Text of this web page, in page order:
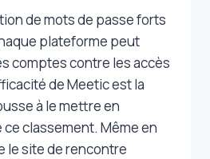
de mots de passe forts
plateforme peut
comptes contre les accès
de Meetic est la
à le mettre en
classement. Même en
le site de rencontre